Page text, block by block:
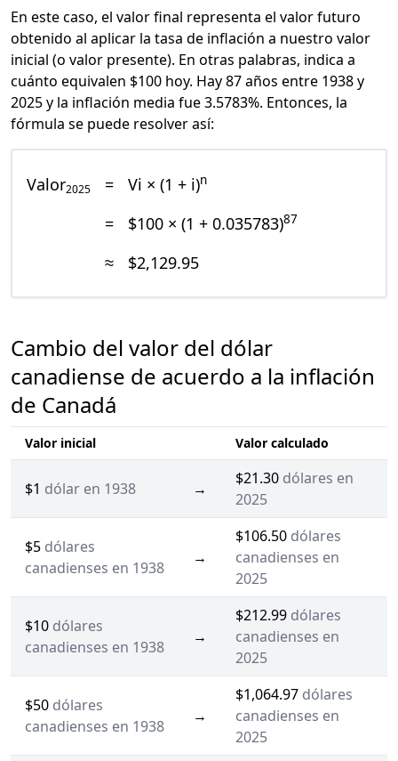
En este caso, el valor final representa el valor futuro
obtenido al aplicar la tasa de inflación a nuestro valor
inicial (o valor presente). En otras palabras, indica a
cuánto equivalen $100 hoy. Hay 87 años entre 1938 y
2025 y la inflación media fue 3.5783%. Entonces, la
fórmula se puede resolver así:
Valor2025 = Vi × (1 + i)n
= $100 × (1 + 0.035783)87
≈ $2,129.95
Cambio del valor del dólar
canadiense de acuerdo a la inflación
de Canadá
Valor inicial Valor calculado
$1 dólar en 1938 →
$21.30 dólares en
2025
$5 dólares
canadienses en 1938
→
$106.50 dólares
canadienses en
2025
$10 dólares
canadienses en 1938
→
$212.99 dólares
canadienses en
2025
$50 dólares
canadienses en 1938
→
$1,064.97 dólares
canadienses en
2025